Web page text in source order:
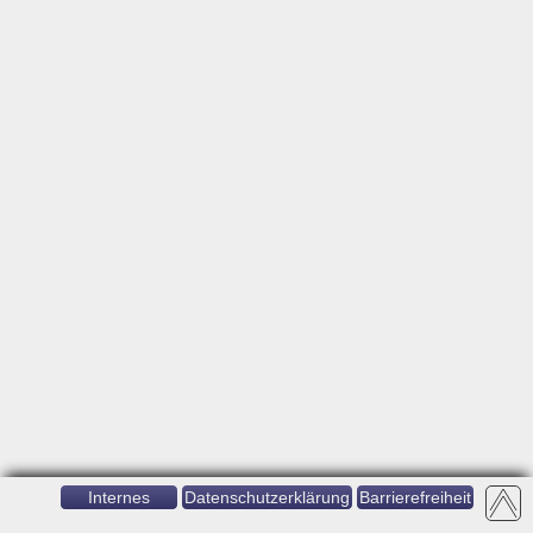
Internes Datenschutzerklärung Barrierefreiheit